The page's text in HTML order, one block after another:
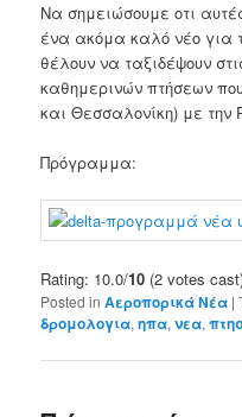
Να σημειώσουμε οτι
ένα ακόμα καλό νέο για
θέλουν να ταξιδέψουν
καθημερινών πτήσεων
και Θεσσαλονίκη) με την
Πρόγραμμα:
Rating: 10.0/10 (2 votes
Posted in Αεροπορικά Νέα |
δρομολογια,ηπα,νεα,